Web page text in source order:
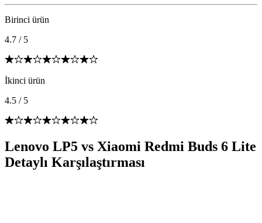
Birinci ürün
4.7 / 5
İkinci ürün
4.5 / 5
Lenovo LP5 vs Xiaomi Redmi Buds 6 Lite
Detaylı Karşılaştırması